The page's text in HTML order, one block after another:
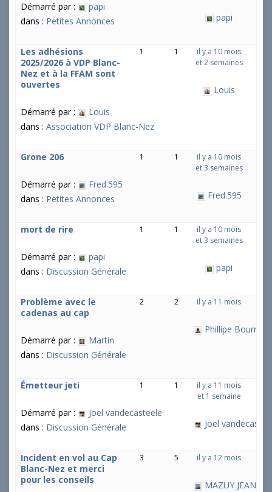
Démarré par :
papi
dans : Petites Annonces papi
Les adhésions
2025/2026 à VDP Blanc-
Nez et à la FFAM sont
ouvertes
Démarré par :
Louis
dans : Association VDP Blanc-Nez
1 1
il y a 10 mois
et 2 semaines
Louis
Grone 206
Démarré par :
Fred.595
dans : Petites Annonces
1 1
il y a 10 mois
et 3 semaines
Fred.595
mort de rire
Démarré par :
papi
dans : Discussion Générale
1 1
il y a 10 mois
et 3 semaines
papi
Problème avec le
cadenas au cap
Démarré par :
Martin
dans : Discussion Générale
2 2 il y a 11 mois
Phillipe Bourrier
Émetteur jeti
Démarré par :
Joël vandecasteele
dans : Discussion Générale
1 1
il y a 11 mois
et 1 semaine
Joël
Incident en vol au Cap
Blanc-Nez et merci
pour les conseils
3 5 il y a 12 mois
MAZUY JEAN-